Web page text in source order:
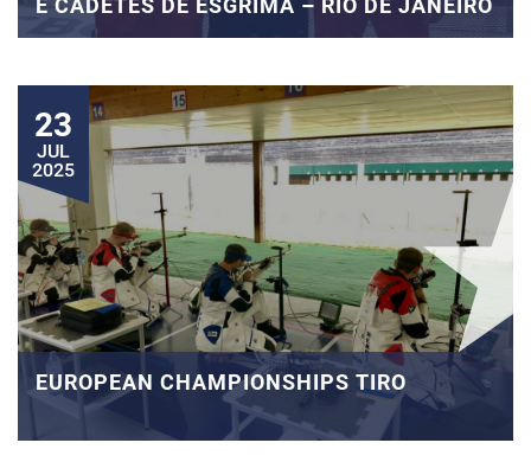
E CADETES DE ESGRIMA – RIO DE JANEIRO
23
JUL
2025
EUROPEAN CHAMPIONSHIPS TIRO